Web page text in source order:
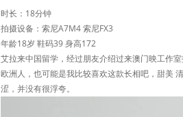
时长：18分钟
拍摄设备：索尼A7M4 索尼FX3
年龄18岁 鞋码39 身高172
艾拉来中国留学，经过朋友介绍过来澳门映工作
欧洲人，也可能是我比较喜欢这款长相吧，甜美
涩，并没有很浮夸。